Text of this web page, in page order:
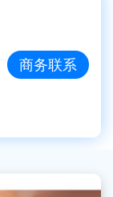
商务联系